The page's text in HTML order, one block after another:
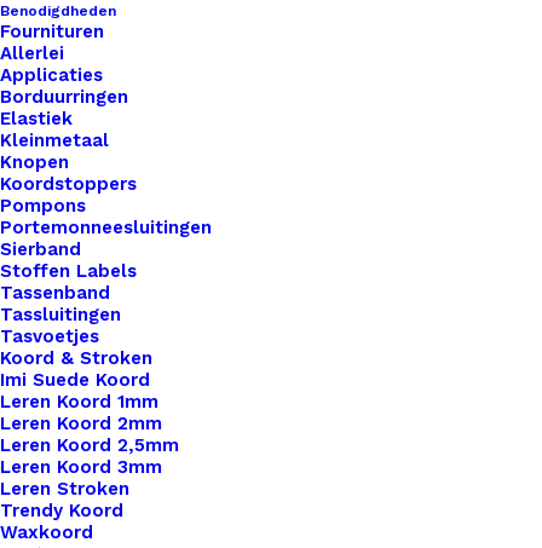
Benodigdheden
Fournituren
Allerlei
Applicaties
Borduurringen
Elastiek
Kleinmetaal
Knopen
Koordstoppers
Pompons
Portemonneesluitingen
Sierband
Stoffen Labels
Tassenband
Tassluitingen
Tasvoetjes
Koord & Stroken
Imi Suede Koord
Leren Koord 1mm
Leren Koord 2mm
Leren Koord 2,5mm
Leren Koord 3mm
Leren Stroken
Trendy Koord
Waxkoord